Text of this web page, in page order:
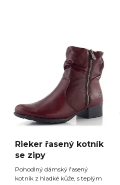
Rieker řasený kotník
se zipy
Pohodlný dámský řasený
kotník z hladké kůže, s teplým